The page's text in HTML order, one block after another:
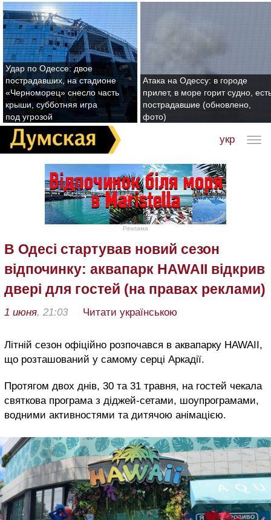
Удар по Одессе: двое
пострадавших, на стадионе
«Черноморец» снесло часть
крыши, субботняя игра
под угрозой
Атака на Одессу: в городе
прилет, в море горит судно,
пострадавшие (обновлено,
фото)
укр
Реклама
В Одесі стартував новий сезон
відпочинку: аквапарк HAWAII відкрив
двері для гостей (на правах реклами)
1 июня, 21:03 Читати українською
Літній сезон офіційно розпочався в аквапарку HAWAII,
що розташований у самому серці Аркадії.
Протягом двох днів, 30 та 31 травня, на гостей чекала
святкова програма з діджей-сетами, шоупрограмами,
водними активностями та дитячою анімацією.